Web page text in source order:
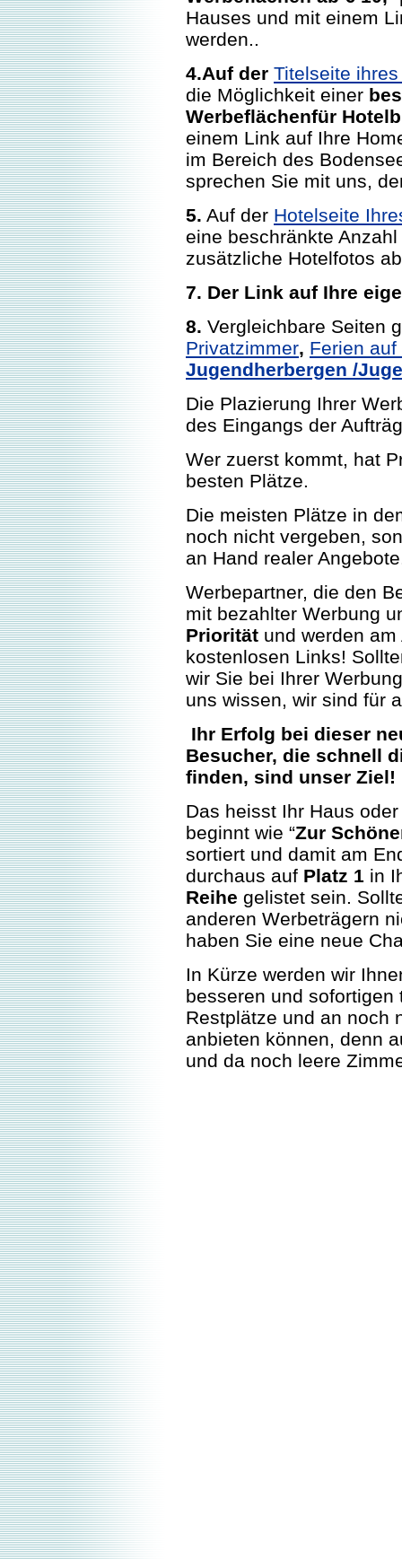
Hauses und mit einem
werden..
4.Auf der Titelseite
die Möglichkeit einer
Werbeflächenfür
einem Link auf Ihre
im Bereich des
sprechen Sie mit uns,
5. Auf der Hotelseite
eine beschränkte
zusätzliche Hotelfotos
7. Der Link auf Ihre
8. Vergleichbare Seiten
Privatzimmer, Ferien
Jugendherbergen /
Die Plazierung Ihrer
des Eingangs der
Wer zuerst kommt, hat
besten Plätze.
Die meisten Plätze in
noch nicht vergeben,
an Hand realer
Werbepartner, die den
mit bezahlter Werbung
Priorität und werden
kostenlosen Links!
wir Sie bei Ihrer
uns wissen, wir sind für
Ihr Erfolg bei dieser
Besucher, die schnell
finden, sind unser Ziel!
Das heisst Ihr Haus
beginnt wie “Zur
sortiert und damit am
durchaus auf Platz 1 in
Reihe gelistet sein.
anderen Werbeträgern
haben Sie eine neue
In Kürze werden wir
besseren und
Restplätze und an noch
anbieten können, denn
und da noch leere